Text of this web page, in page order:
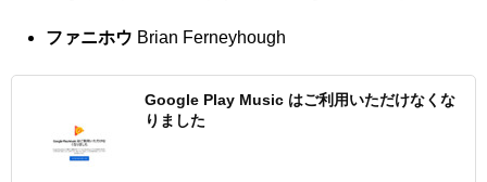
ファニホウ Brian Ferneyhough
Google Play Music はご利用いただけなくな
りました